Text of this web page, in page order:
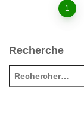
Pagination
1
Recherche
e